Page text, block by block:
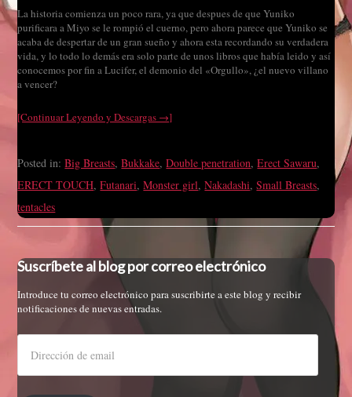
La historia comienza un poco rara, ya que despues de que Yuniko
purificara a Miyo se le rompió el cuerno, pero ahora parece que Yuniko se
acaba de despertar de un gran sueño y ahora esta recordando su verdadera
vida, y lo todo lo demás era solo parte de unos libros que había leido y así
conocemos por fin a Lucifer, el demonio del «Orgullo», ¿el nuevo villano
a vencer?
[Continuar Leyendo y Descargas →]
Posted in:Big Breasts,Bukkake,Double penetration,Erect Sawaru,
ERECT TOUCH,Futanari,Monster girl,Nakadashi,Small Breasts,
tentacles
Suscríbete al blog por correo electrónico
Introduce tu correo electrónico para suscribirte a este blog y recibir
notificaciones de nuevas entradas.